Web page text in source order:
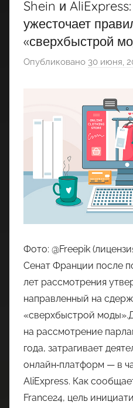
Shein и
ужесточает
«сверхбыстрой
Опубликовано 30 июня,
Фото: @Freepik
Сенат Франции после
лет рассмотрения
направленный на
«сверхбыстрой
на рассмотрение
года, затрагивает
онлайн‑платформ — в
AliExpress. Как
France24, цель